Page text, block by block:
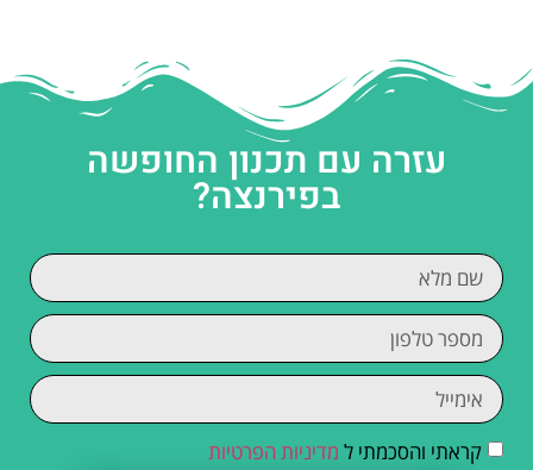
עזרה עם תכנון החופשה
בפירנצה?
קראתי והסכמתי ל מדיניות הפרטיות